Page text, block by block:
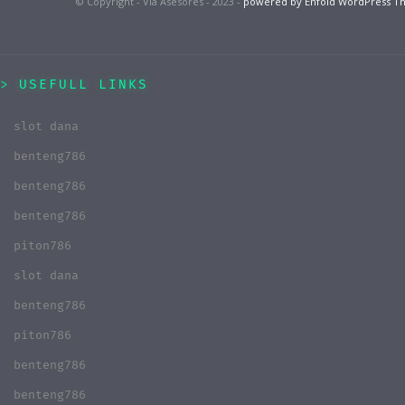
USEFULL LINKS
slot dana
benteng786
benteng786
benteng786
piton786
slot dana
benteng786
piton786
benteng786
benteng786